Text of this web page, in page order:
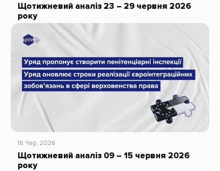
Щотижневий аналіз 23 – 29 червня 2026
року
16 Чер, 2026
Щотижневий аналіз 09 – 15 червня 2026
року